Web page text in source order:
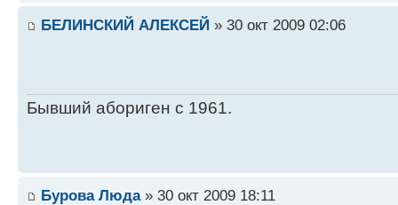
БЕЛИНСКИЙ АЛЕКСЕЙ » 30 окт 2009 02:06
Бывший абориген с 1961.
Бурова Люда» 30 окт 2009 18:11